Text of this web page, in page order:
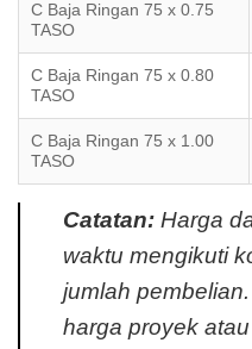
C Baja Ringan 75 x 0.75
TASO
C Baja Ringan 75 x 0.80
TASO
C Baja Ringan 75 x 1.00
TASO
Catatan: Harga
waktu mengikuti
jumlah
harga proyek